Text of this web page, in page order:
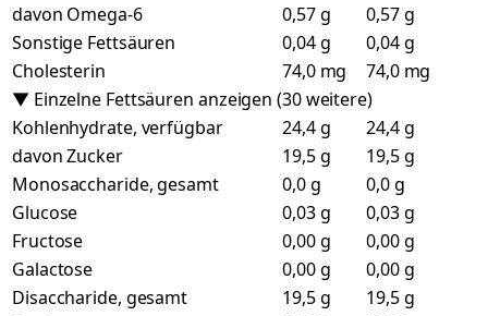
davon Omega-6
0,57 g
0,57 g
Sonstige Fettsäuren
0,04 g
0,04 g
Cholesterin
74,0 mg
74,0 mg
▼ Einzelne Fettsäuren anzeigen (30 weitere)
Kohlenhydrate, verfügbar
24,4 g
24,4 g
davon Zucker
19,5 g
19,5 g
Monosaccharide, gesamt
0,0 g
0,0 g
Glucose
0,03 g
0,03 g
Fructose
0,00 g
0,00 g
Galactose
0,00 g
0,00 g
Disaccharide, gesamt
19,5 g
19,5 g